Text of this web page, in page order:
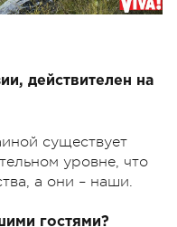
действителен на
существует
уровне, что
а они – наши.
гостями?